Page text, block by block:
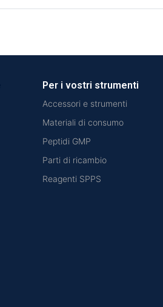
Per i vostri strumenti
Accessori e strumenti
Materiali di consumo
Peptidi GMP
Parti di ricambio
Reagenti SPPS